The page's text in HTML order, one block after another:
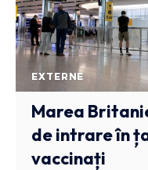
EXTERNE
Marea
de intrare în
vaccinați